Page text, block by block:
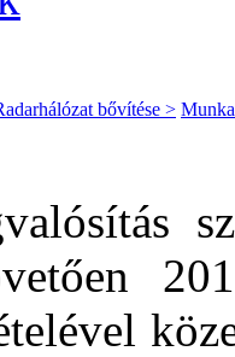
bővítése >